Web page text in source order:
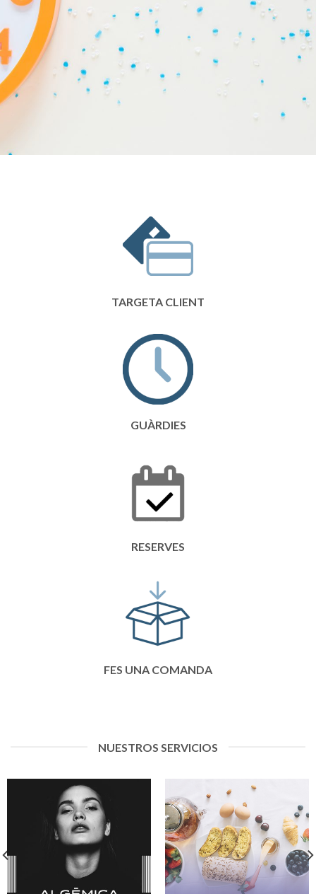
TARGETA CLIENT
GUÀRDIES
RESERVES
FES UNA COMANDA
NUESTROS SERVICIOS